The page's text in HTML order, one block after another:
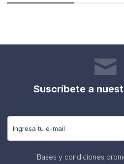
Suscríbete a
Bases y condiciones